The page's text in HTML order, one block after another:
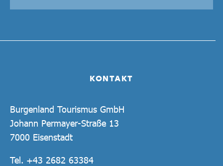
KONTAKT
Burgenland Tourismus GmbH
Johann Permayer-Straße 13
7000 Eisenstadt
Tel. +43 2682 63384